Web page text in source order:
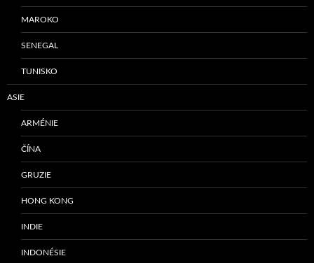
MAROKO
SENEGAL
TUNISKO
ASIE
ARMÉNIE
ČÍNA
GRUZIE
HONG KONG
INDIE
INDONÉSIE